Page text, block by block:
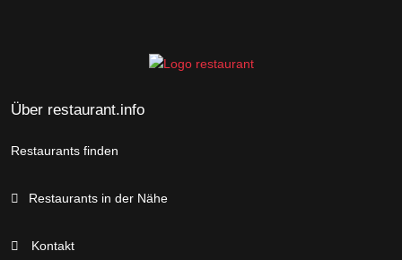
Über restaurant.info
Restaurants finden
Restaurants in der Nähe
Kontakt